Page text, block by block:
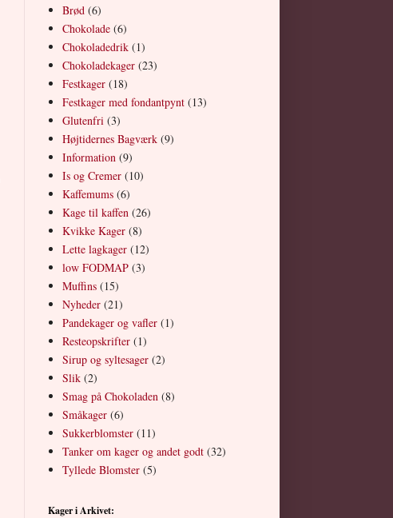
Brød (6)
Chokolade (6)
Chokoladedrik (1)
Chokoladekager (23)
Festkager (18)
Festkager med fondantpynt (13)
Glutenfri (3)
Højtidernes Bagværk (9)
Information (9)
Is og Cremer (10)
Kaffemums (6)
Kage til kaffen (26)
Kvikke Kager (8)
Lette lagkager (12)
low FODMAP (3)
Muffins (15)
Nyheder (21)
Pandekager og vafler (1)
Resteopskrifter (1)
Sirup og syltesager (2)
Slik (2)
Smag på Chokoladen (8)
Småkager (6)
Sukkerblomster (11)
Tanker om kager og andet godt (32)
Tyllede Blomster (5)
Kager i Arkivet: